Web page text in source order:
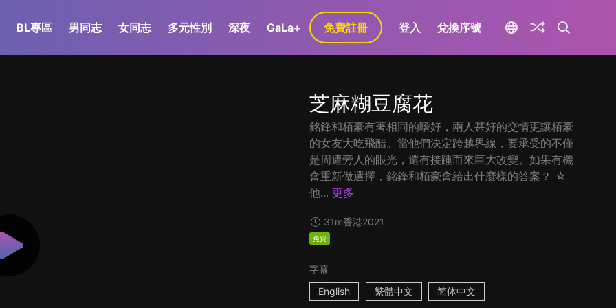
BL專區 男同志 女同志 多元性別 深夜 GaLa+ 免費註冊 登入 兌換序號
芝麻糊豆腐花
銘鋒和栢豪有著相同的嗜好，兩人甚好的交情更讓栢豪
的女友大吃飛醋。當他們決定跨越界線，要承受的不僅
是周遭旁人的眼光，還有接踵而來巨大改變。如果有機
會重新做選擇，銘鋒和栢豪會給出什麼樣的答案？ ☆
他... 更多
31m香港2021
免費
字幕
English
繁體中文 简体中文